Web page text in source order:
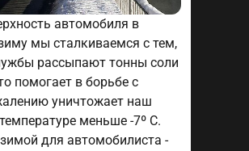
автомобиля в
мы сталкиваемся с тем,
рассыпают тонны соли
помогает в борьбе с
уничтожает наш
меньше -7º С.
для автомобилиста -